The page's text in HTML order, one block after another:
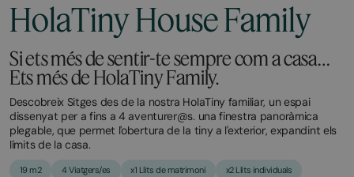
HolaTiny House Family
Si ets més de sentir-te sempre com a casa…
Ets més de HolaTiny Family.
Descobreix Sitges des de la nostra HolaTiny familiar, un espai
dissenyat per a fins a 4 aventurer@s. una finestra panoràmica
plegable, que permet l'obertura de la tiny a l'exterior, expandint els
límits de la casa.
19 m2 4 Viatgers/es x1 Llits de matrimoni x2 Llits individuals